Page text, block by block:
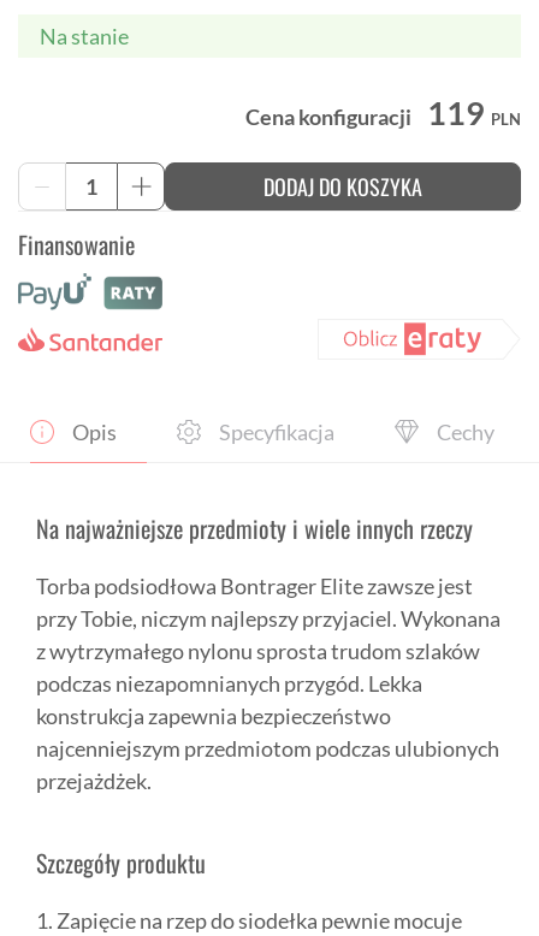
Na stanie
Cena konfiguracji 119 PLN
-
ilość
Torba
Bontrager
Elite
+ DODAJ DO KOSZYKA
Finansowanie
Opis Specyfikacja Cechy
Na najważniejsze przedmioty i wiele innych rzeczy
Torba podsiodłowa Bontrager Elite zawsze jest
przy Tobie, niczym najlepszy przyjaciel. Wykonana
z wytrzymałego nylonu sprosta trudom szlaków
podczas niezapomnianych przygód. Lekka
konstrukcja zapewnia bezpieczeństwo
najcenniejszym przedmiotom podczas ulubionych
przejażdżek.
Szczegóły produktu
1. Zapięcie na rzep do siodełka pewnie mocuje